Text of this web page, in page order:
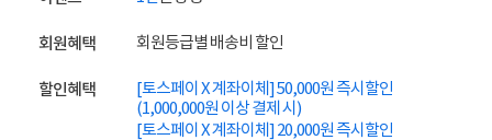
회원혜택 회원등급별 배송비 할인
할인혜택
[토스페이 X 계좌이체] 50,000원 즉시할인
(1,000,000원 이상 결제 시)
[토스페이 X 계좌이체] 20,000원 즉시할인